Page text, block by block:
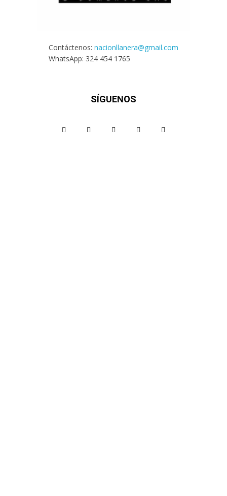
Contáctenos: nacionllanera@gmail.com
WhatsApp: 324 454 1765
SÍGUENOS